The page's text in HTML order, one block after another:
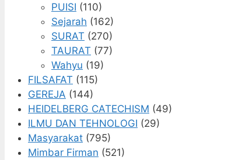
PUISI (110)
Sejarah (162)
SURAT (270)
TAURAT (77)
Wahyu (19)
FILSAFAT (115)
GEREJA (144)
HEIDELBERG CATECHISM (49)
ILMU DAN TEHNOLOGI (29)
Masyarakat (795)
Mimbar Firman (521)